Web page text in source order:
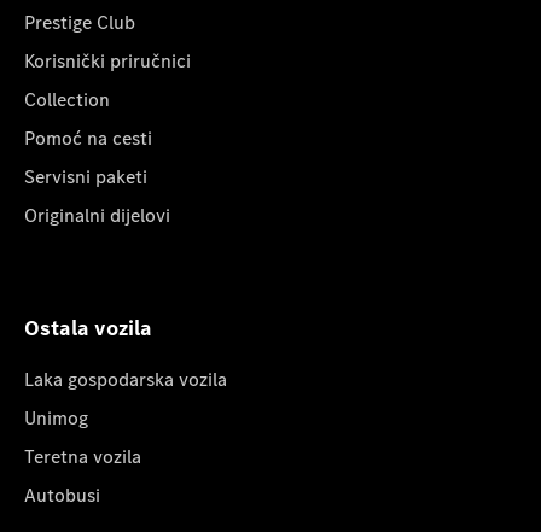
Prestige Club
Korisnički priručnici
Collection
Pomoć na cesti
Servisni paketi
Originalni dijelovi
Ostala vozila
Laka gospodarska vozila
Unimog
Teretna vozila
Autobusi